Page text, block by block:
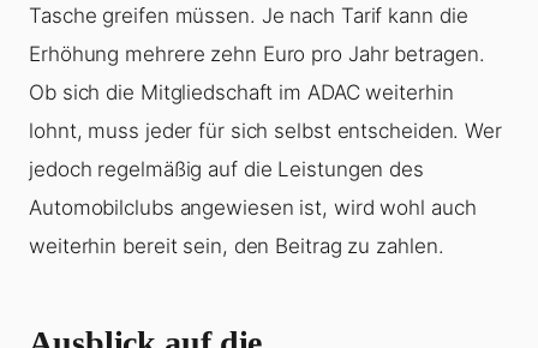
Tasche greifen müssen. Je nach Tarif kann die
Erhöhung mehrere zehn Euro pro Jahr betragen.
Ob sich die Mitgliedschaft im ADAC weiterhin
lohnt, muss jeder für sich selbst entscheiden. Wer
jedoch regelmäßig auf die Leistungen des
Automobilclubs angewiesen ist, wird wohl auch
weiterhin bereit sein, den Beitrag zu zahlen.